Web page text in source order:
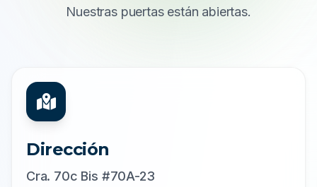
Nuestras puertas están abiertas.
Dirección
Cra. 70c Bis #70A-23